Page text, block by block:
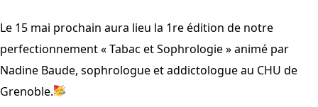
Le 15 mai prochain aura lieu la 1re édition de notre
perfectionnement « Tabac et Sophrologie » animé par
Nadine Baude, sophrologue et addictologue au CHU de
Grenoble.